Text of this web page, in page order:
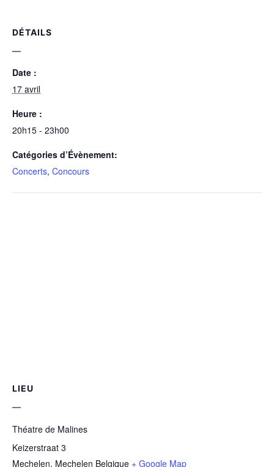
DÉTAILS
Date :
17 avril
Heure :
20h15 - 23h00
Catégories d’Évènement:
Concerts, Concours
LIEU
Théatre de Malines
Keizerstraat 3
Mechelen, Mechelen Belgique + Google Map